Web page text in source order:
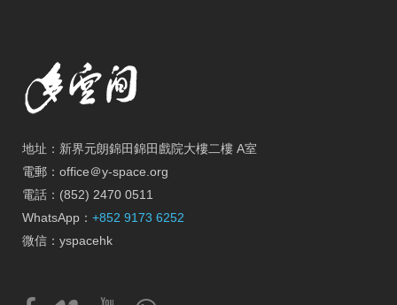
地址：新界元朗錦田錦田戲院大樓二樓 A室
電郵：office＠y-space.org
電話：(852) 2470 0511
WhatsApp： +852 9173 6252
微信：yspacehk